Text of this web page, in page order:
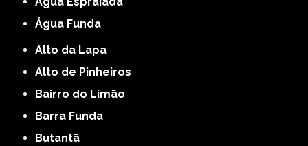
Água Funda
Alto da Lapa
Alto de Pinheiros
Bairro do Limão
Barra Funda
Butantã